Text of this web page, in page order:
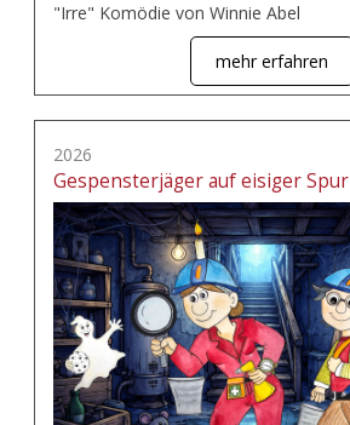
"Irre" Komödie von Winnie Abel
mehr erfahren
2026
Gespensterjäger auf eisiger Spur